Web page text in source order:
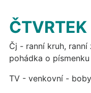
ČTVRTEK
Čj - ranní kruh,
pohádka o
TV - venkovní -